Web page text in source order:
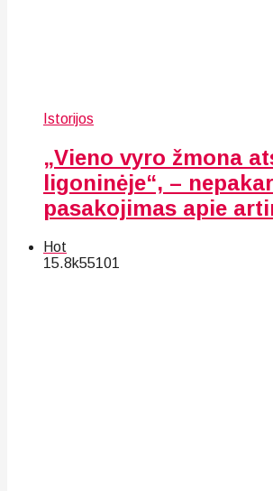
Istorijos
„Vieno vyro žmona
ligoninėje“, –
pasakojimas apie
Hot
15.8k55101